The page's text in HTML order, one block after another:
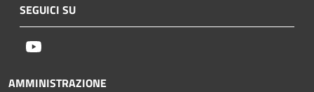
SEGUICI SU
AMMINISTRAZIONE